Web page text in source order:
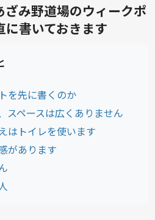
み野道場のウィークポ
に書いておきます
を先に書くのか
スペースは広くありません
はトイレを使います
があります